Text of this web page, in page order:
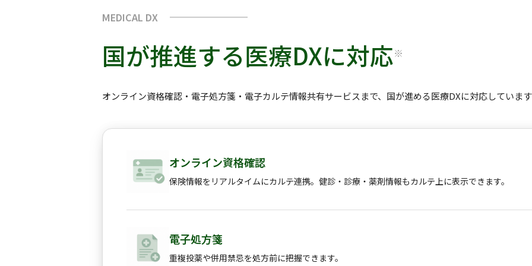
MEDICAL DX
国が推進する医療DXに対応※
オンライン資格確認・電子処方箋・電子カルテ情報共有サービスまで、国が進める医療DXに対応していま
オンライン資格確認
保険情報をリアルタイムにカルテ連携。健診・診療・薬剤情報もカルテ上に表示できます。
電子処方箋
重複投薬や併用禁忌を処方前に把握できます。